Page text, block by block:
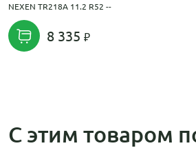
NEXEN TR218A 11.2 R52 --
8 335
С этим товаром